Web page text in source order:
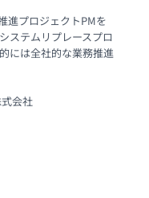
進プロジェクトPMを
ステムリプレースプロ
には全社的な業務推進
会社